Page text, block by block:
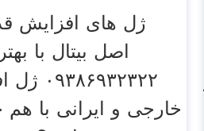
ژل های افزایش
اصل بیتال با
خارجی و ایرانی با هم